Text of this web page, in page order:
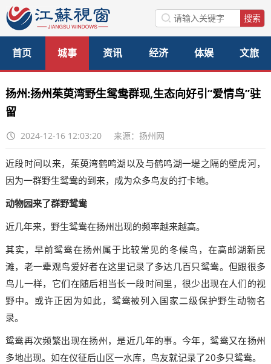
首页 城事 资讯 经济 体娱 文旅
美食 公益 访谈
扬州:扬州茱萸湾野生鸳鸯群现,生态向好引“爱情鸟”驻
留
2024-12-16 12:03:20 来源：扬州网
近段时间以来，茱萸湾鹤鸣湖以及与鹤鸣湖一堤之隔的壁虎河，
因为一群野生鸳鸯的到来，成为众多鸟友的打卡地。
动物园来了群野鸳鸯
近几年来，野生鸳鸯在扬州出现的频率越来越高。
其实，早前鸳鸯在扬州属于比较常见的冬候鸟，在高邮湖新民
滩，老一辈观鸟爱好者在这里记录了多达几百只鸳鸯。但跟很多
鸟儿一样，它们在随后相当长一段时间里，很少出现在人们的视
野中。或许正因为如此，鸳鸯被列入国家二级保护野生动物名
录。
鸳鸯再次频繁出现在扬州，是近几年的事。今年，鸳鸯又在扬州
多地出现。如在仪征后山区一水库，鸟友就记录了20多只鸳鸯。